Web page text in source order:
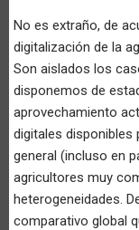
No es extraño, de
digitalización de la
Son aislados los
disponemos de
aprovechamiento
digitales disponibles
general (incluso en
agricultores muy
heterogeneidades.
comparativo global